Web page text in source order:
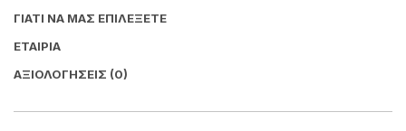
ΓΙΑΤΊ ΝΑ ΜΑΣ ΕΠΙΛΈΞΕΤΕ
ΕΤΑΙΡΊΑ
ΑΞΙΟΛΟΓΉΣΕΙΣ (0)